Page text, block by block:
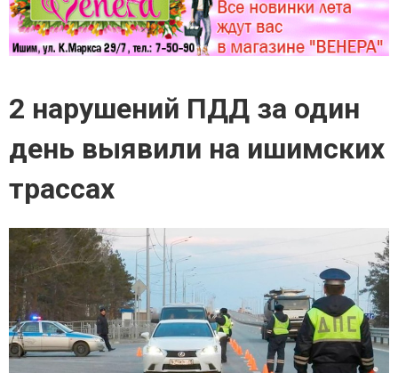
2 нарушений ПДД за один
день выявили на ишимских
трассах